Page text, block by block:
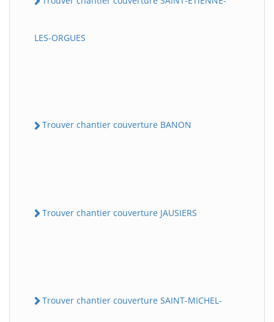
LES-ORGUES
Trouver chantier couverture BANON
Trouver chantier couverture JAUSIERS
Trouver chantier couverture SAINT-MICHEL-